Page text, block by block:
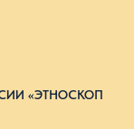
«ЭТНОСКОП